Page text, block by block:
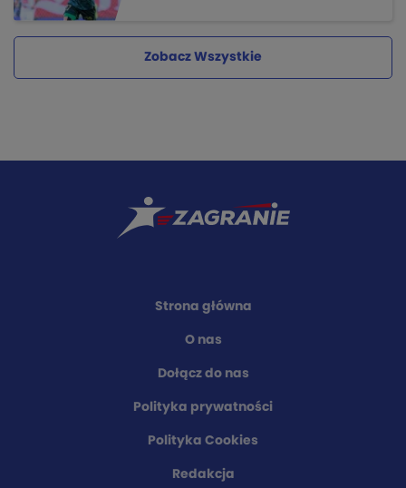
Zobacz Wszystkie
Strona główna
O nas
Dołącz do nas
Polityka prywatności
Polityka Cookies
Redakcja